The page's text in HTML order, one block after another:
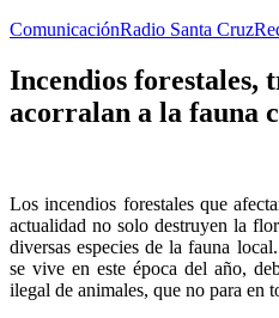
ComunicaciónRadio Santa Cruz
Incendios forestales,
acorralan a la fauna
Los incendios forestales que
actualidad no solo destruyen la
diversas especies de la fauna
se vive en este época del año,
ilegal de animales, que no para en